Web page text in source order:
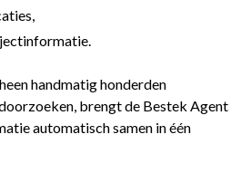
handmatig honderden
brengt de Bestek Agent
automatisch samen in één